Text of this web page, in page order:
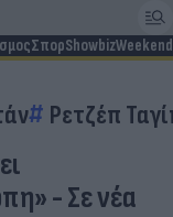
ΣπορShowbizWeekend
Ρετζέπ
- Σε νέα